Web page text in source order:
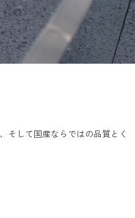
そして​国産ならではの​品質とく